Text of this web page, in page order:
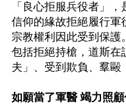
「良心拒服兵役者」
信仰的緣故拒絕履行軍
宗教權利因此受到保
包括拒絕持槍，道斯在
夫」、受到欺負、羣毆
如願當了軍醫 竭力照